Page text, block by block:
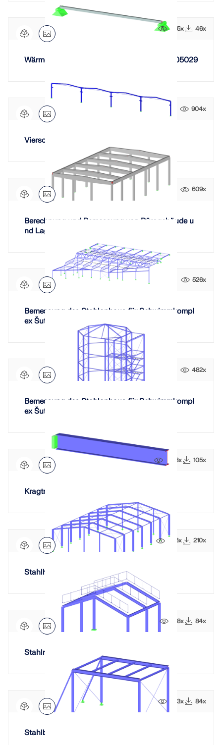
1135x 46x
Wärmeeinflusszone bei Aluminium – FAQ 005029
904x
Vierschiffige Industriehalle mit Laufkranen
609x
Berechnung und Bemessung von Bürogebäude u
nd Lager
526x
Bemessung des Stahlanbaus für Schwimmkompl
ex Šutka in Prag
482x
Bemessung des Stahlanbaus für Schwimmkompl
ex Šutka in Prag
1208x 105x
Kragträger Biegedrillknicken Analyse
1166x 210x
Stahlhalle Kombinationen
1118x 84x
Stahlrahmen: Lastfälle addieren
943x 84x
Stahlbühne Objektinfo